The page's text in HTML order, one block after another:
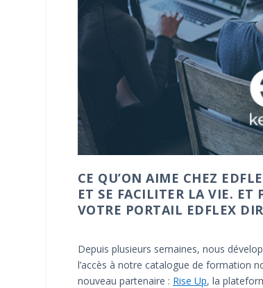
CE QU’ON AIME CHEZ
ET SE FACILITER LA VIE. ET
VOTRE PORTAIL EDFLEX
Depuis plusieurs semaines, nous
l’accès à notre catalogue de formation
nouveau partenaire : Rise Up, la